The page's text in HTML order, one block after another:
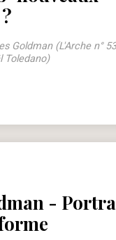
Goldman (L'Arche n°
Toledano)
-